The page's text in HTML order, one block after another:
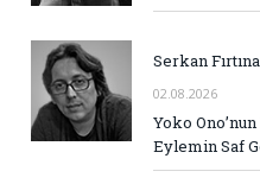
Serkan Fırtına
02.08.2026
Yoko
Eylemin Saf